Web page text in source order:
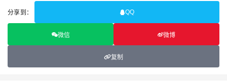
分享到： QQ
微信 微博
复制